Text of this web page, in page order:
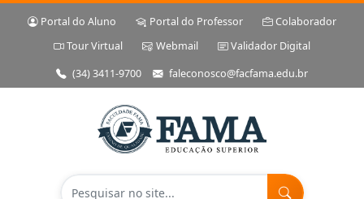
Portal do Aluno Portal do Professor
Colaborador
Tour Virtual
Webmail
Validador Digital
(34) 3411-9700
faleconosco@facfama.edu.br